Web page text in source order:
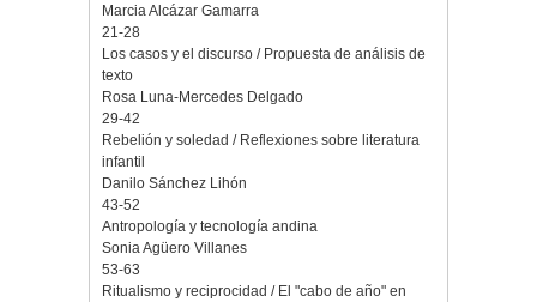
Marcia Alcázar Gamarra
21-28
Los casos y el discurso / Propuesta de análisis de
texto
Rosa Luna-Mercedes Delgado
29-42
Rebelión y soledad / Reflexiones sobre literatura
infantil
Danilo Sánchez Lihón
43-52
Antropología y tecnología andina
Sonia Agüero Villanes
53-63
Ritualismo y reciprocidad / El "cabo de año" en